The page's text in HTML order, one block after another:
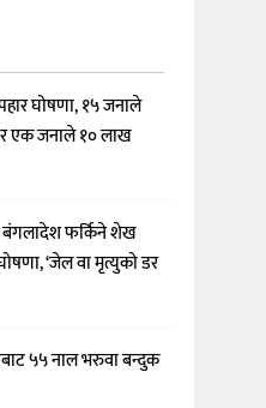
घोषणा, १५ जनाले
एक जनाले १० लाख
बंगलादेश फर्किने शेख
‘जेल वा मृत्युको डर
५५ नाल भरुवा बन्दुक